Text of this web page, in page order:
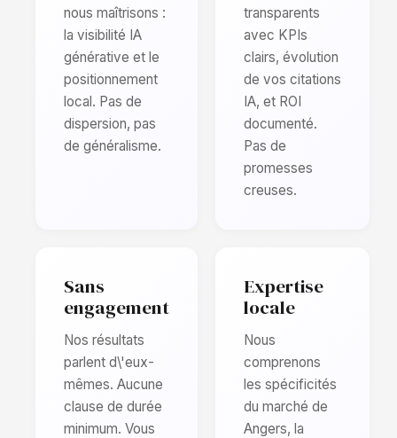
nous maîtrisons :
la visibilité IA
générative et le
positionnement
local. Pas de
dispersion, pas
de généralisme.
transparents
avec KPIs
clairs, évolution
de vos citations
IA, et ROI
documenté.
Pas de
promesses
creuses.
Sans
engagement
Nos résultats
parlent d\'eux-
mêmes. Aucune
clause de durée
minimum. Vous
Expertise
locale
Nous
comprenons
les spécificités
du marché de
Angers, la